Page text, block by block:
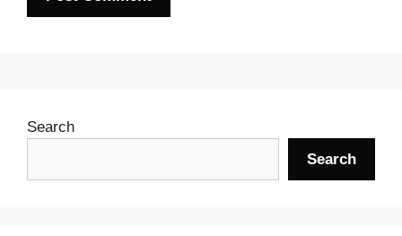
Search
Search